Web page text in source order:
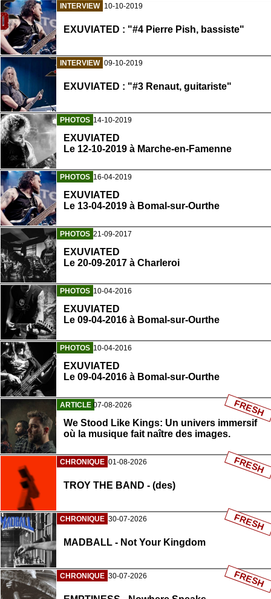
INTERVIEW 10-10-2019
EXUVIATED : "#4 Pierre Pish, bassiste"
INTERVIEW 09-10-2019
EXUVIATED : "#3 Renaut, guitariste"
PHOTOS 14-10-2019
EXUVIATED
Le 12-10-2019 à Marche-en-Famenne
PHOTOS 16-04-2019
EXUVIATED
Le 13-04-2019 à Bomal-sur-Ourthe
PHOTOS 21-09-2017
EXUVIATED
Le 20-09-2017 à Charleroi
PHOTOS 10-04-2016
EXUVIATED
Le 09-04-2016 à Bomal-sur-Ourthe
PHOTOS 10-04-2016
EXUVIATED
Le 09-04-2016 à Bomal-sur-Ourthe
ARTICLE 07-08-2026
We Stood Like Kings: Un univers immersif
où la musique fait naître des images.
FRESH
CHRONIQUE 01-08-2026
TROY THE BAND - (des)
FRESH
CHRONIQUE 30-07-2026
MADBALL - Not Your Kingdom
FRESH
CHRONIQUE 30-07-2026 FRESH